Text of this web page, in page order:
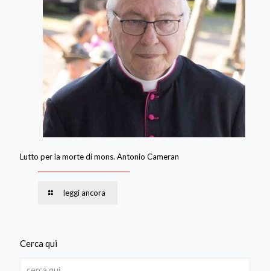
Lutto per la morte di mons. Antonio Cameran
leggi ancora
Cerca qui